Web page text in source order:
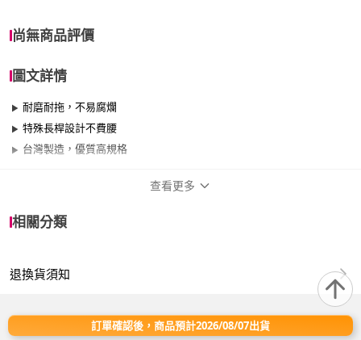
尚無商品評價
圖文詳情
耐磨耐拖，不易腐爛
特殊長桿設計不費腰
台灣製造，優質高規格
適用於 臥室、客廳、廚房、陽台、餐廳、室內、玄關
內容：彩虹水洗去污棉紗拖把-12吋*2拖(含布)
查看更多
相關分類
退換貨須知
訂單確認後，商品預計2026/08/07出貨